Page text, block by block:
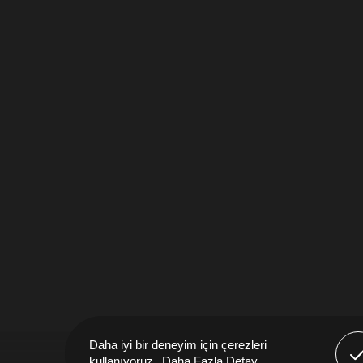
Daha iyi bir deneyim için çerezleri